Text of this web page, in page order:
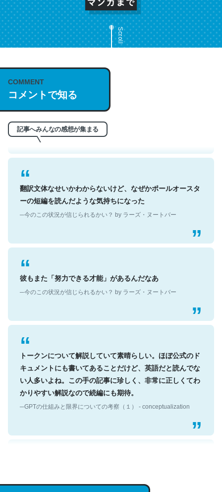
Scroll
COMMENT
コメントで知る
記事へみんなの感想が集まる
これは名文。彼はとてもクレバーなんだろうなと凄く思
う。英語少しでも読める人は原文もお勧め。自分はこの流
れ好き。Let’s Fucking Go. Then Covid hit. Shit.
─今のこの状況が信じられるかい？ by ラーズ・ヌートバー
翻訳文体なせいかわからないけど、なぜかポールオースタ
ーの短編を読んだような気持ちになった
彼もまた「努力できる才能」があるんだなあ
トークンについて解説していて素晴らしい。ほぼ公式のド
キュメントにも書いてあることだけど、英語だと読んでな
い人多いよね。この手の記事に珍しく、非常に正しくてわ
かりやすい解説なので続編にも期待。
https://isobe324649.hatenablog.com/entry/2023/03/27